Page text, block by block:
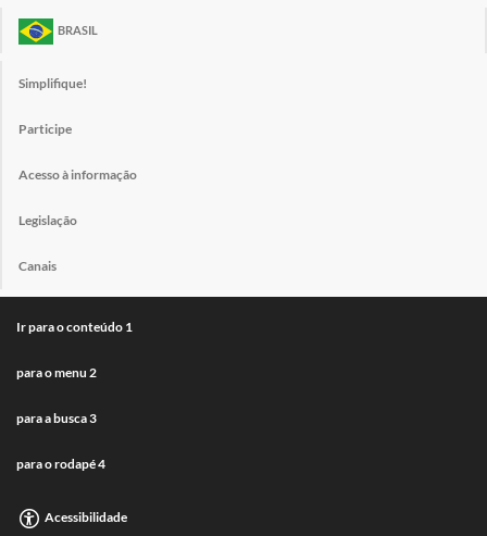
BRASIL
Simplifique!
Participe
Acesso à informação
Legislação
Canais
Ir para o conteúdo 1
para o menu 2
para a busca3
para o rodapé4
Acessibilidade